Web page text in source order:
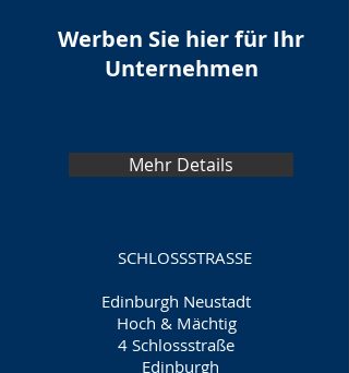
Werben Sie hier für Ihr
Unternehmen
Mehr Details
SCHLOSSSTRASSE
Edinburgh Neustadt
Hoch & Mächtig
4 Schlossstraße
Edinburgh